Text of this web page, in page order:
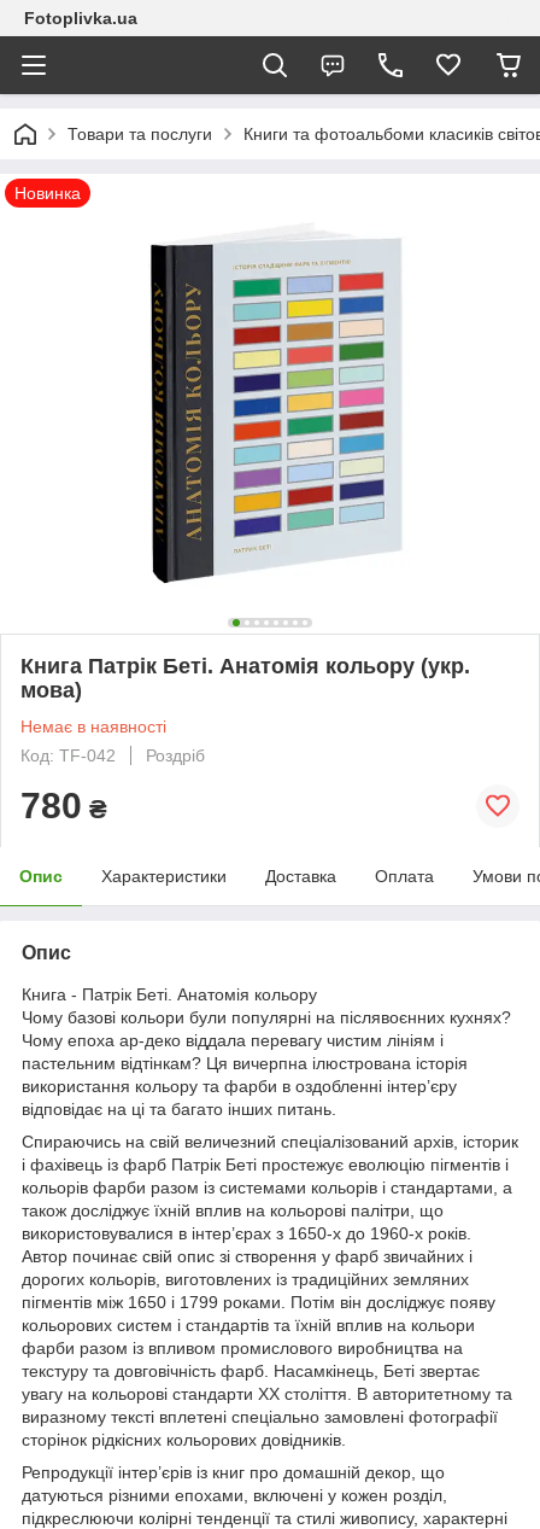
Fotoplivka.ua
Товари та послуги Книги та фотоальбоми класиків
Новинка
Книга Патрік Беті. Анатомія кольору (укр.
мова)
Немає в наявності
Код: TF-042
Роздріб
780 ₴
Опис Характеристики Доставка Оплата Умови
Опис
Книга - Патрік Беті. Анатомія кольору
Чому базові кольори були популярні на післявоєнних кухнях?
Чому епоха ар-деко віддала перевагу чистим лініям і
пастельним відтінкам? Ця вичерпна ілюстрована історія
використання кольору та фарби в оздобленні інтер’єру
відповідає на ці та багато інших питань.
Спираючись на свій величезний спеціалізований архів, історик
і фахівець із фарб Патрік Беті простежує еволюцію пігментів і
кольорів фарби разом із системами кольорів і стандартами, а
також досліджує їхній вплив на кольорові палітри, що
використовувалися в інтер’єрах з 1650-х до 1960-х років.
Автор починає свій опис зі створення у фарб звичайних і
дорогих кольорів, виготовлених із традиційних земляних
пігментів між 1650 і 1799 роками. Потім він досліджує появу
кольорових систем і стандартів та їхній вплив на кольори
фарби разом із впливом промислового виробництва на
текстуру та довговічність фарб. Насамкінець, Беті звертає
увагу на кольорові стандарти ХХ століття. В авторитетному та
виразному тексті вплетені спеціально замовлені фотографії
сторінок рідкісних кольорових довідників.
Репродукції інтер’єрів із книг про домашній декор, що
датуються різними епохами, включені у кожен розділ,
підкреслюючи колірні тенденції та стилі живопису, характерні